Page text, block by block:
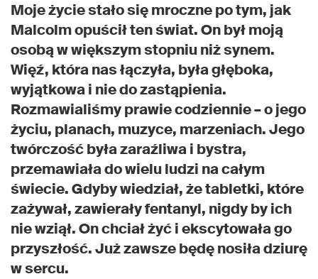
Moje życie stało się mroczne po tym, jak
Malcolm opuścił ten świat. On był moją
osobą w większym stopniu niż synem.
Więź, która nas łączyła, była głęboka,
wyjątkowa i nie do zastąpienia.
Rozmawialiśmy prawie codziennie – o jego
życiu, planach, muzyce, marzeniach. Jego
twórczość była zaraźliwa i bystra,
przemawiała do wielu ludzi na całym
świecie. Gdyby wiedział, że tabletki, które
zażywał, zawierały fentanyl, nigdy by ich
nie wziął. On chciał żyć i ekscytowała go
przyszłość. Już zawsze będę nosiła dziurę
w sercu.